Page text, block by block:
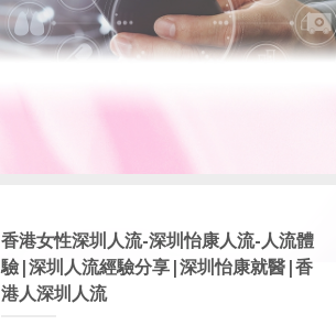
香港女性深圳人流-深圳怡康人流-人流體
驗|深圳人流經驗分享|深圳怡康就醫|香
港人深圳人流